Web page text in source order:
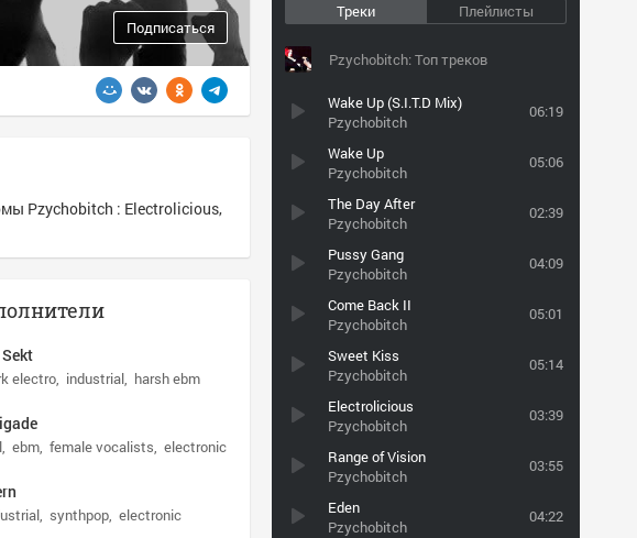
Треки Плейлисты
Pzychobitch: Топ треков
Wake Up (S.I.T.D Mix)
Pzychobitch
06:19
Wake Up
Pzychobitch
05:06
The Day After
Pzychobitch
02:39
Pussy Gang
Pzychobitch
04:09
Come Back II
Pzychobitch
05:01
Sweet Kiss
Pzychobitch
05:14
Electrolicious
Pzychobitch
03:39
Range of Vision
Pzychobitch
03:55
Eden
Pzychobitch
04:22
Подписаться
Pzychobitch : Electrolicious,
electro industrial harsh ebm
ebm female vocalists electronic
synthpop electronic